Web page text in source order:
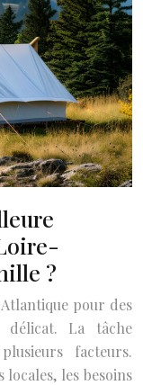
?
pour des
délicat. La tâche
facteurs.
locales, les besoins